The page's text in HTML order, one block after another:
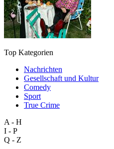
Top Kategorien
Nachrichten
Gesellschaft und Kultur
Comedy
Sport
True Crime
A - H
I - P
Q - Z